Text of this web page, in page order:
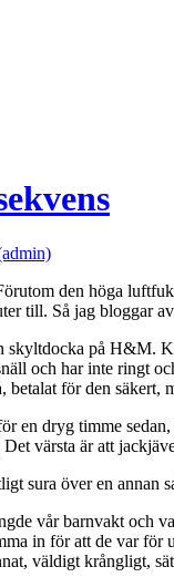
den höga
till. Så jag bloggar
skyltdocka på H&M.
och har inte ringt
betalat för den
en dryg timme
Det värsta är att
sura över en annan
vår barnvakt och
in för att de var för
väldigt krångligt,